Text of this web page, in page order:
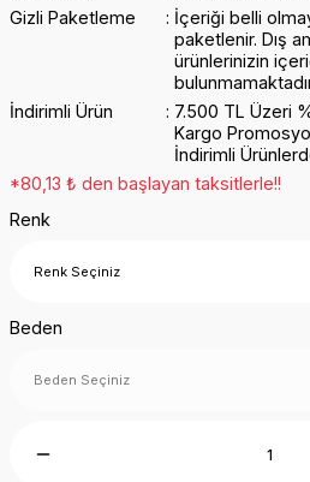
Gizli Paketleme
İçeriği belli
paketlenir. Dış
ürünlerinizin
İndirimli Ürün
7.500 TL Üzeri
Kargo
İndirimli
*80,13 ₺ den başlayan taksitlerle!!
Renk
Beden